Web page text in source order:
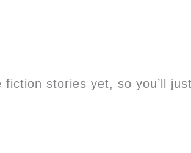
stories yet, so you’ll